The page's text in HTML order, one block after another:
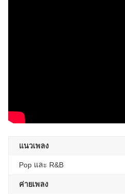
แนวเพลง
Pop และ R&B
ค่ายเพลง